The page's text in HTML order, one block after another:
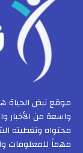
موقع نبض
واسعة من الأخبار
محتواه وتغطيته
مهماً للمعلومات